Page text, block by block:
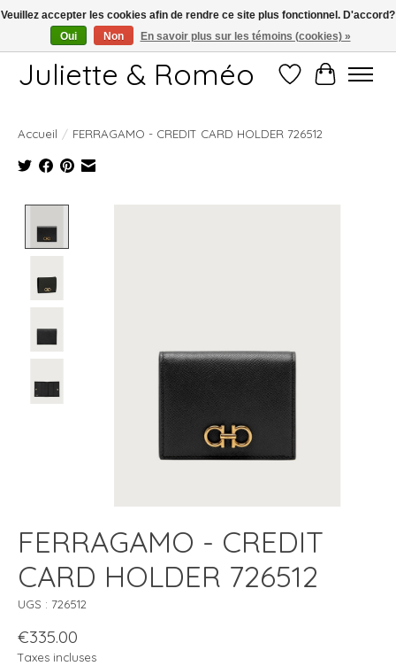
Free shipping starting at 249€
Juliette & Roméo Liste dePanier
Accueil / FERRAGAMO - CREDIT CARD HOLDER 726512
FERRAGAMO - CREDIT
CARD HOLDER 726512
UGS : 726512
€335.00
Taxes incluses
Veuillez accepter les cookies afin de rendre ce site plus fonctionnel. D'accord?
Oui
Non En savoir plus sur les témoins (cookies) »